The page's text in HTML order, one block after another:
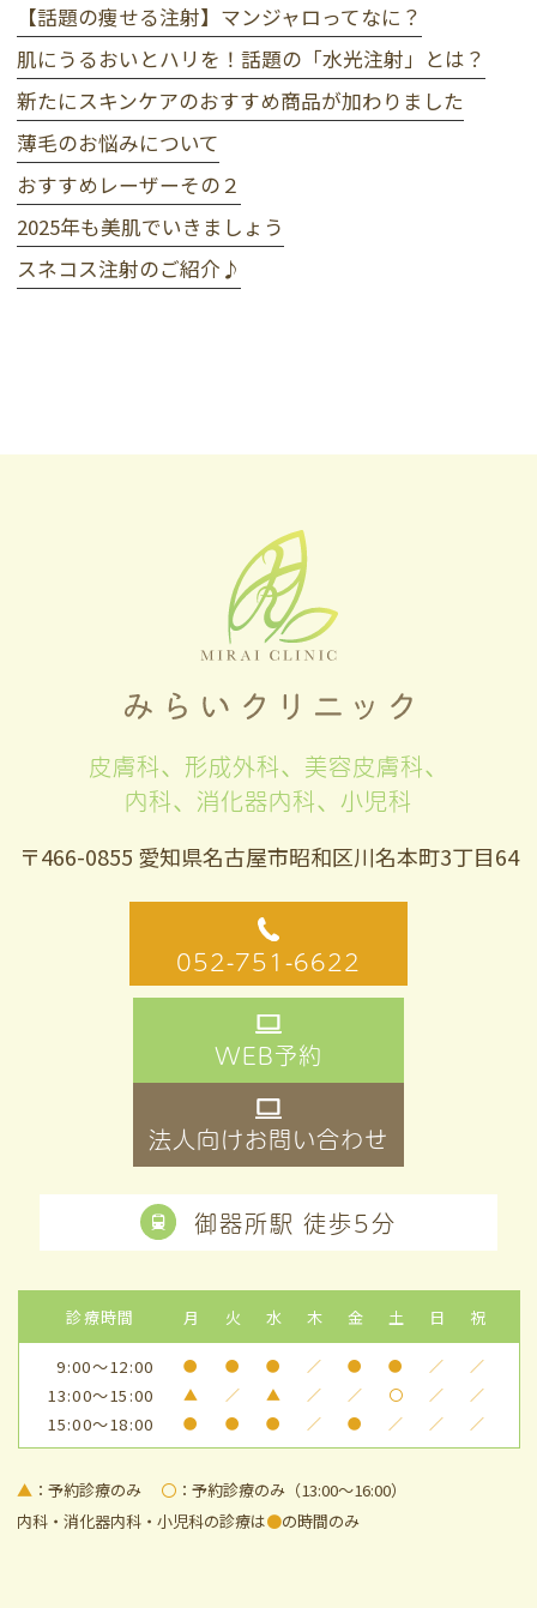
【話題の痩せる注射】マンジャロってなに？
肌にうるおいとハリを！話題の「水光注射」とは？
新たにスキンケアのおすすめ商品が加わりました
薄毛のお悩みについて
おすすめレーザーその２
2025年も美肌でいきましょう
スネコス注射のご紹介♪
皮膚科、形成外科、美容皮膚科、
内科、消化器内科、小児科
〒466-0855 愛知県名古屋市昭和区川名本町3丁目64
052-751-6622
WEB予約
法人向けお問い合わせ
御器所駅 徒歩5分
診療時間 月 火 水 木 金 土 日 祝
9:00～12:00 ● ● ● ／ ● ● ／ ／
13:00～15:00 ▲ ／ ▲ ／ ／ 〇 ／ ／
15:00～18:00 ● ● ● ／ ● ／ ／ ／
▲ ：予約診療のみ 〇 ：予約診療のみ（13:00～16:00）
内科・消化器内科・小児科の診療は●の時間のみ